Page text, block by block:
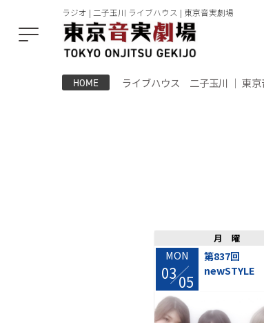
ラジオ | 二子玉川 ライブハウス | 東京音実劇場
HOME ライブハウス 二子玉川 ｜ 東京
月曜
MON
0305
第837回
newSTYLE